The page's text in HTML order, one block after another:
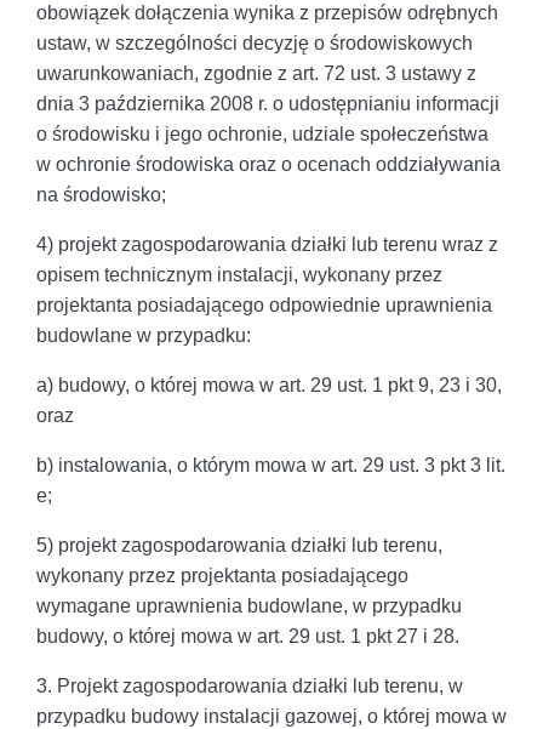
obowiązek dołączenia wynika z przepisów odrębnych
ustaw, w szczególności decyzję o środowiskowych
uwarunkowaniach, zgodnie z art. 72 ust. 3 ustawy z
dnia 3 października 2008 r. o udostępnianiu informacji
o środowisku i jego ochronie, udziale społeczeństwa
w ochronie środowiska oraz o ocenach oddziaływania
na środowisko;
4) projekt zagospodarowania działki lub terenu wraz z
opisem technicznym instalacji, wykonany przez
projektanta posiadającego odpowiednie uprawnienia
budowlane w przypadku:
a) budowy, o której mowa w art. 29 ust. 1 pkt 9, 23 i 30,
oraz
b) instalowania, o którym mowa w art. 29 ust. 3 pkt 3 lit.
e;
5) projekt zagospodarowania działki lub terenu,
wykonany przez projektanta posiadającego
wymagane uprawnienia budowlane, w przypadku
budowy, o której mowa w art. 29 ust. 1 pkt 27 i 28.
3. Projekt zagospodarowania działki lub terenu, w
przypadku budowy instalacji gazowej, o której mowa w